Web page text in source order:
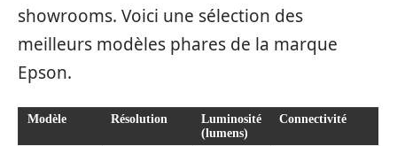
showrooms. Voici une sélection des
meilleurs modèles phares de la marque
Epson.
Modèle Résolution
Luminosité
(lumens)
Connectivité